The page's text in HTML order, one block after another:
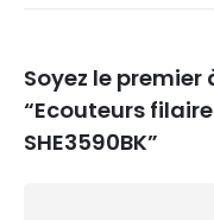
Soyez le
“Ecouteurs
SHE3590BK”